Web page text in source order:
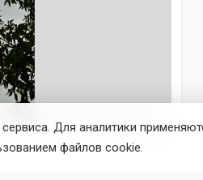
служба мэрии Новосибирска
Для аналитики
файлов cookie.